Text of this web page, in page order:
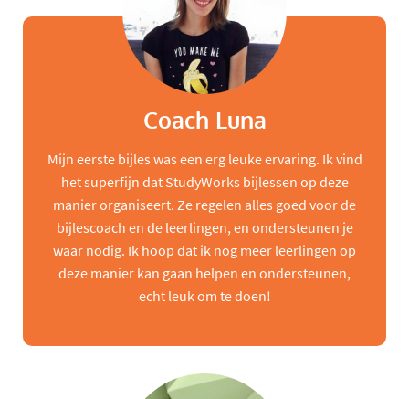
Coach Luna
Mijn eerste bijles was een erg leuke ervaring. Ik vind
het superfijn dat StudyWorks bijlessen op deze
manier organiseert. Ze regelen alles goed voor de
bijlescoach en de leerlingen, en ondersteunen je
waar nodig. Ik hoop dat ik nog meer leerlingen op
deze manier kan gaan helpen en ondersteunen,
echt leuk om te doen!